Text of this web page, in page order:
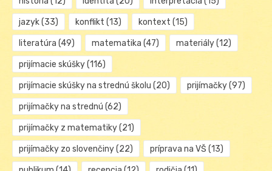
jazyk(33) konflikt (13) kontext (15)
literatúra (49) matematika (47) materiály(12)
prijímacie skúšky(116)
prijímacie skúšky na strednú školu (20) prijímačky(97)
prijímačky na strednú (62)
prijímačky z matematiky(21)
prijímačky zo slovenčiny(22) príprava na VŠ (13)